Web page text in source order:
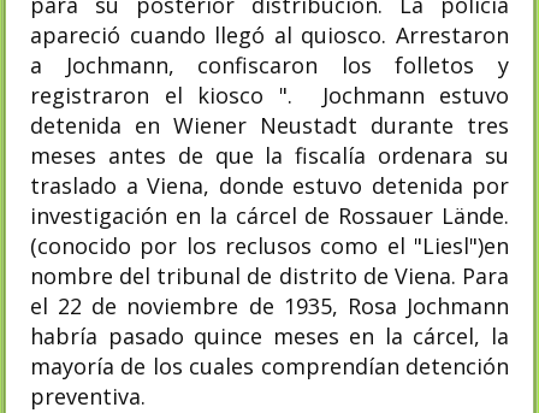
apareció cuando llegó al quiosco. Arrestaron
a Jochmann, confiscaron los folletos y
registraron el kiosco ". Jochmann estuvo
detenida en Wiener Neustadt durante tres
meses antes de que la fiscalía ordenara su
traslado a Viena, donde estuvo detenida por
investigación en la cárcel de Rossauer Lände.
(conocido por los reclusos como el "Liesl")en
nombre del tribunal de distrito de Viena. Para
el 22 de noviembre de 1935, Rosa Jochmann
habría pasado quince meses en la cárcel, la
mayoría de los cuales comprendían detención
preventiva.